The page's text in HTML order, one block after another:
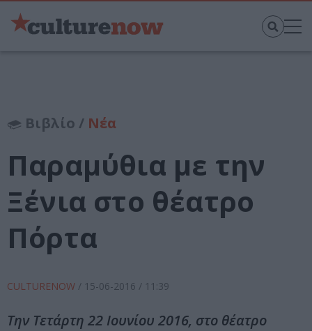
Βιβλίο / Νέα
Παραμύθια με την
Ξένια στο θέατρο
Πόρτα
CULTURENOW / 15-06-2016 / 11:39
Την Τετάρτη 22 Ιουνίου 2016, στο θέατρο